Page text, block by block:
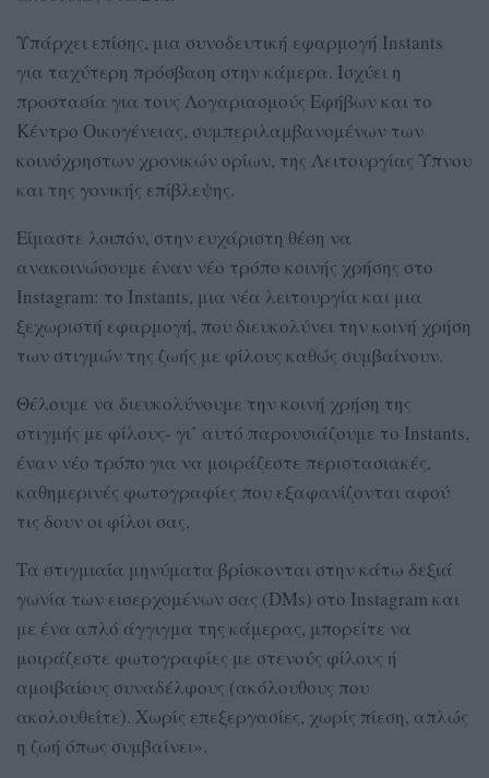
Υπάρχει επίσης, μια συνοδευτική εφαρμογή Instants
για ταχύτερη πρόσβαση στην κάμερα. Ισχύει η
προστασία για τους Λογαριασμούς Εφήβων και το
Κέντρο Οικογένειας, συμπεριλαμβανομένων των
κοινόχρηστων χρονικών ορίων, της Λειτουργίας Ύπνου
και της γονικής επίβλεψης.
Είμαστε λοιπόν, στην ευχάριστη θέση να
ανακοινώσουμε έναν νέο τρόπο κοινής χρήσης στο
Instagram: το Instants, μια νέα λειτουργία και μια
ξεχωριστή εφαρμογή, που διευκολύνει την κοινή χρήση
των στιγμών της ζωής με φίλους καθώς συμβαίνουν.
Θέλουμε να διευκολύνουμε την κοινή χρήση της
στιγμής με φίλους- γι’ αυτό παρουσιάζουμε το Instants,
έναν νέο τρόπο για να μοιράζεστε περιστασιακές,
καθημερινές φωτογραφίες που εξαφανίζονται αφού
τις δουν οι φίλοι σας.
Τα στιγμιαία μηνύματα βρίσκονται στην κάτω δεξιά
γωνία των εισερχομένων σας (DMs) στο Instagram και
με ένα απλό άγγιγμα της κάμερας, μπορείτε να
μοιράζεστε φωτογραφίες με στενούς φίλους ή
αμοιβαίους συναδέλφους (ακόλουθους που
ακολουθείτε). Χωρίς επεξεργασίες, χωρίς πίεση, απλώς
η ζωή όπως συμβαίνει».